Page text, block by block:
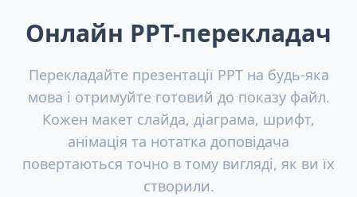
Онлайн PPT-перекладач
Перекладайте презентації PPT на будь-яка
мова і отримуйте готовий до показу файл.
Кожен макет слайда, діаграма, шрифт,
анімація та нотатка доповідача
повертаються точно в тому вигляді, як ви їх
створили.